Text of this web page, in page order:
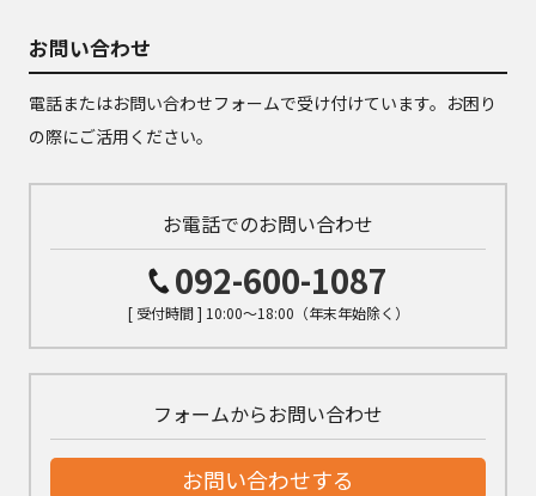
お問い合わせ
電話またはお問い合わせフォームで受け付けています。お困り
の際にご活用ください。
お電話でのお問い合わせ
092-600-1087
[ 受付時間 ] 10:00～18:00（年末年始除く）
フォームからお問い合わせ
お問い合わせする